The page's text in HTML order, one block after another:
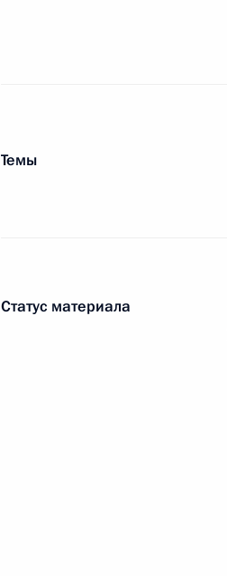
19 октября 2022 года, 18:00
11 октября 2022 года, 15:30
Темы
Статус материала